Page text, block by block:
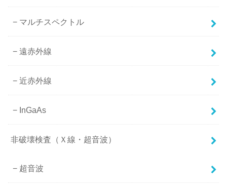
マルチスペクトル
遠赤外線
近赤外線
InGaAs
非破壊検査（Ｘ線・超音波）
超音波